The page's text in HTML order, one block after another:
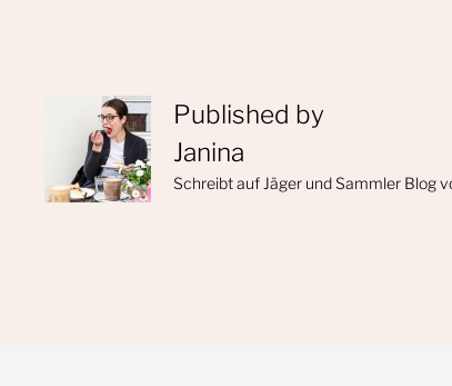
Published by
Janina
Schreibt auf Jäger und Sammler Blog